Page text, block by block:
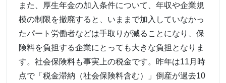
また、厚生年金の加入条件について、年収や企業規
模の制限を撤廃すると、いままで加入していなかっ
たパート労働者などは手取りが減ることになり、保
険料を負担する企業にとっても大きな負担となりま
す。社会保険料も事実上の税金です。昨年は11月時
点で「税金滞納（社会保険料含む）」倒産が過去10